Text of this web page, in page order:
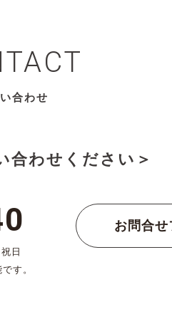
合わせ
合わせください＞
日
す。
お問合